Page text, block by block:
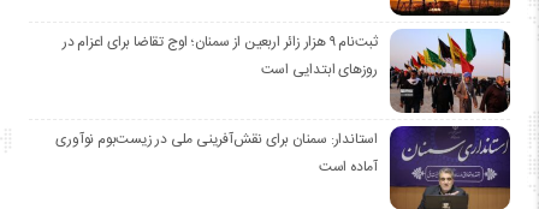
ثبت‌نام ۹ هزار زائر اربعین از سمنان؛ اوج تقاضا برای اعزام در
روزهای ابتدایی است
استاندار: سمنان برای نقش‌آفرینی ملی در زیست‌بوم نوآوری
آماده است